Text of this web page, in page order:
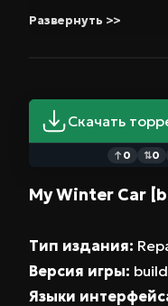
Развернуть >>
Скачать
↑ 0 ⇅0
My Winter Car
Тип издания:
Версия игры:
Языки